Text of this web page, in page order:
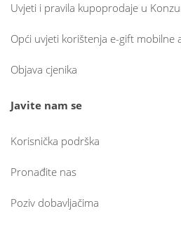
Uvjeti i pravila kupoprodaje u
Opći uvjeti korištenja e-gift mobilne
Objava cjenika
Javite nam se
Korisnička podrška
Pronađite nas
Poziv dobavljačima